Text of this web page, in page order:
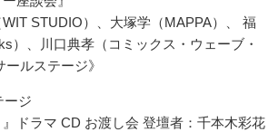
STUDIO）、大塚学（MAPPA）、 福
）、川口典孝（コミックス・ウェーブ・
ルステージ》
ージ
』ドラマ CD お渡し会 登壇者：千本木彩花